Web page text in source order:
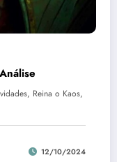
Reina o Kaos,
12/10/2024